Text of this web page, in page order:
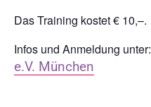
Das Training kostet € 10,–.
Infos und Anmeldung unter:
e.V. München